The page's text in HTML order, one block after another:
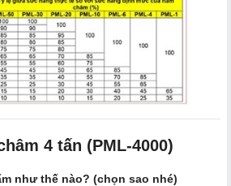
4 tấn (PML-4000)
như thế nào? (chọn sao nhé)